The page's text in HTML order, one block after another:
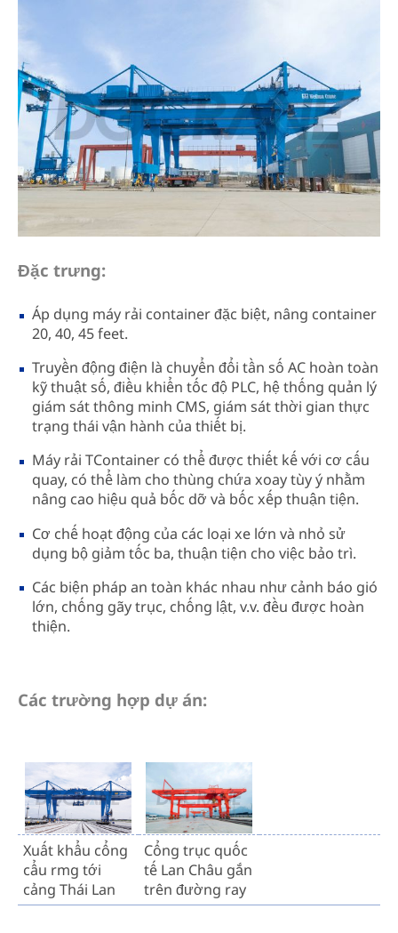
Đặc trưng:
Áp dụng máy rải container đặc biệt, nâng container
20, 40, 45 feet.
Truyền động điện là chuyển đổi tần số AC hoàn toàn
kỹ thuật số, điều khiển tốc độ PLC, hệ thống quản lý
giám sát thông minh CMS, giám sát thời gian thực
trạng thái vận hành của thiết bị.
Máy rải TContainer có thể được thiết kế với cơ cấu
quay, có thể làm cho thùng chứa xoay tùy ý nhằm
nâng cao hiệu quả bốc dỡ và bốc xếp thuận tiện.
Cơ chế hoạt động của các loại xe lớn và nhỏ sử
dụng bộ giảm tốc ba, thuận tiện cho việc bảo trì.
Các biện pháp an toàn khác nhau như cảnh báo gió
lớn, chống gãy trục, chống lật, v.v. đều được hoàn
thiện.
Các trường hợp dự án:
Xuất khẩu cổng
cẩu rmg tới
cảng Thái Lan
Cổng trục quốc
tế Lan Châu gắn
trên đường ray